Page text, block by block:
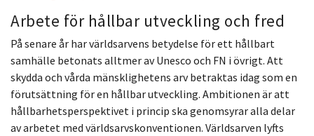
Arbete för hållbar utveckling och fred
På senare år har världsarvens betydelse för ett hållbart
samhälle betonats alltmer av Unesco och FN i övrigt. Att
skydda och vårda mänsklighetens arv betraktas idag som en
förutsättning för en hållbar utveckling. Ambitionen är att
hållbarhetsperspektivet i princip ska genomsyrar alla delar
av arbetet med världsarvskonventionen. Världsarven lyfts